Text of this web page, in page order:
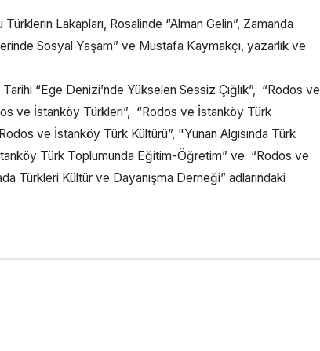
Lakapları, Rosalinde “Alman Gelin”, Zamanda
Sosyal Yaşam” ve Mustafa Kaymakçı, yazarlık ve
“Ege Denizi’nde Yükselen Sessiz Çığlık”, “Rodos ve
ve İstanköy Türkleri”, “Rodos ve İstanköy Türk
ve İstanköy Türk Kültürü”, "Yunan Algısında Türk
Türk Toplumunda Eğitim-Öğretim” ve “Rodos ve
Türkleri Kültür ve Dayanışma Derneği” adlarındaki